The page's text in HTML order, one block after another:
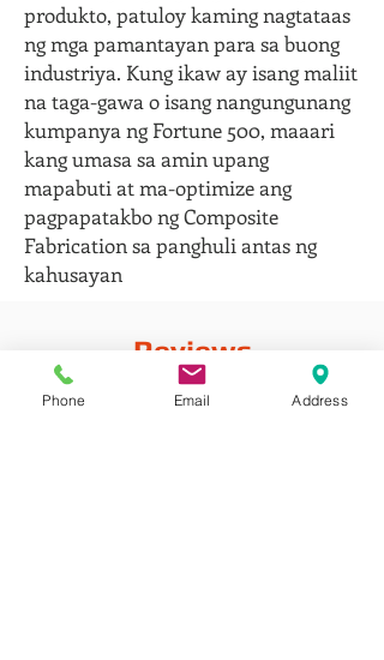
produkto, patuloy kaming nagtataas
ng mga pamantayan para sa buong
industriya. Kung ikaw ay isang maliit
na taga-gawa o isang nangungunang
kumpanya ng Fortune 500, maaari
kang umasa sa amin upang
mapabuti at ma-optimize ang
pagpapatakbo ng Composite
Fabrication sa panghuli antas ng
kahusayan
Reviews
Phone Email Address